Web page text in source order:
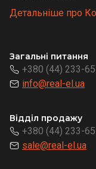
Детальніше про
Загальні питання
+380 (44) 233-
info@real-el.ua
Відділ продажу
+380 (44) 233-
sale@real-el.ua